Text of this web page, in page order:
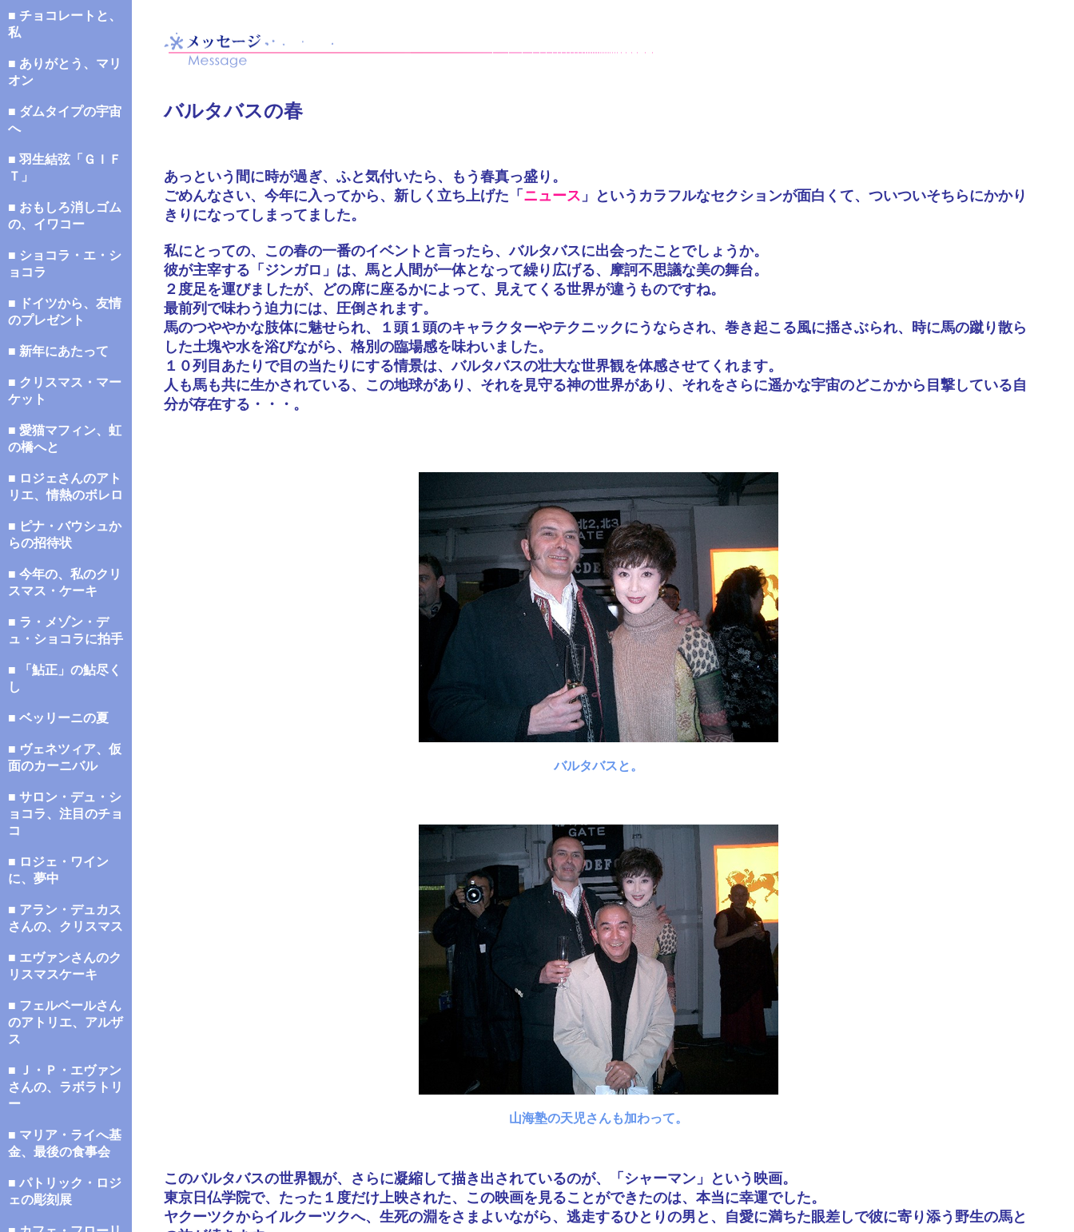
■ チョコレートと、
私
■ ありがとう、マリ
オン
■ ダムタイプの宇宙
へ
■ 羽生結弦「ＧＩＦ
Ｔ」
■ おもしろ消しゴム
の、イワコー
■ ショコラ・エ・シ
ョコラ
■ ドイツから、友情
のプレゼント
■ 新年にあたって
■ クリスマス・マー
ケット
■ 愛猫マフィン、虹
の橋へと
■ ロジェさんのアト
リエ、情熱のボレロ
■ ピナ・バウシュか
らの招待状
■ 今年の、私のクリ
スマス・ケーキ
■ ラ・メゾン・デ
ュ・ショコラに拍手
■ 「鮎正」の鮎尽く
し
■ ベッリーニの夏
■ ヴェネツィア、仮
面のカーニバル
■ サロン・デュ・シ
ョコラ、注目のチョ
コ
■ ロジェ・ワイン
に、夢中
■ アラン・デュカス
さんの、クリスマス
■ エヴァンさんのク
リスマスケーキ
■ フェルベールさん
のアトリエ、アルザ
ス
■ Ｊ・Ｐ・エヴァン
さんの、ラボラトリ
ー
■ マリア・ライへ基
金、最後の食事会
■ パトリック・ロジ
ェの彫刻展
バルタバスの春
あっという間に時が過ぎ、ふと気付いたら、もう春真っ盛り。
ごめんなさい、今年に入ってから、新しく立ち上げた「 ニュース 」というカラフルなセクションが面白くて、ついついそちらにかかり
きりになってしまってました。
私にとっての、この春の一番のイベントと言ったら、バルタバスに出会ったことでしょうか。
彼が主宰する「ジンガロ」は、馬と人間が一体となって繰り広げる、摩訶不思議な美の舞台。
２度足を運びましたが、どの席に座るかによって、見えてくる世界が違うものですね。
最前列で味わう迫力には、圧倒されます。
馬のつややかな肢体に魅せられ、１頭１頭のキャラクターやテクニックにうならされ、巻き起こる風に揺さぶられ、時に馬の蹴り散ら
した土塊や水を浴びながら、格別の臨場感を味わいました。
１０列目あたりで目の当たりにする情景は、バルタバスの壮大な世界観を体感させてくれます。
人も馬も共に生かされている、この地球があり、それを見守る神の世界があり、それをさらに遥かな宇宙のどこかから目撃している自
分が存在する・・・。
バルタバスと。
山海塾の天児さんも加わって。
このバルタバスの世界観が、さらに凝縮して描き出されているのが、「シャーマン」という映画。
東京日仏学院で、たった１度だけ上映された、この映画を見ることができたのは、本当に幸運でした。
ヤクーツクからイルクーツクへ、生死の淵をさまよいながら、逃走するひとりの男と、自愛に満ちた眼差しで彼に寄り添う野生の馬と